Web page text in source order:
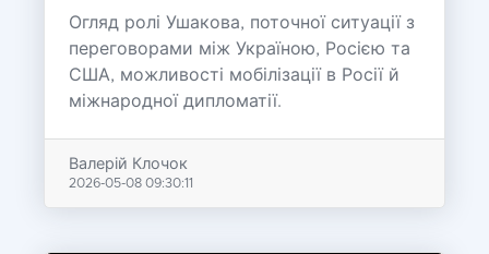
Огляд ролі Ушакова, поточної ситуації з
переговорами між Україною, Росією та
США, можливості мобілізації в Росії й
міжнародної дипломатії.
Валерій Клочок
2026-05-08 09:30:11